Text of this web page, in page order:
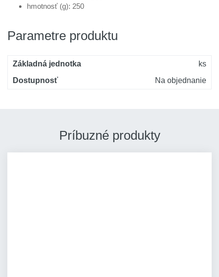
hmotnosť (g): 250
Parametre produktu
Základná jednotka
ks
Dostupnosť
Na objednanie
Príbuzné produkty